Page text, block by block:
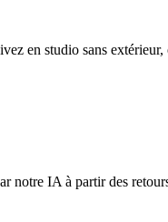
en studio sans
notre IA à partir des